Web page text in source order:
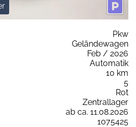
Pkw
Geländewagen
Feb / 2026
Automatik
10 km
5
Rot
Zentrallager
ab ca. 11.08.2026
1075425